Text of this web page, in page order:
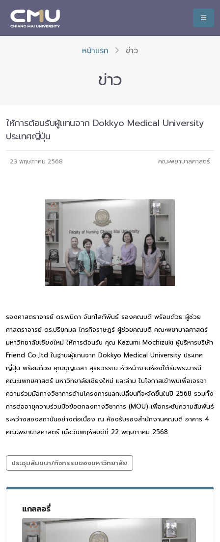
หน้าแรก ข่าว
ข่าว
ให้การต้อนรับผู้แทนจาก Dokkyo Medical University
ประเทศญี่ปุ่น
23 พฤษภาคม 2568 คณะพยาบาลศาสตร์
รองศาสตราจารย์ ดร.พนิดา จันทโสภีพันธ์ รองคณบดี พร้อมด้วย ผู้ช่วย
ศาสตราจารย์ ดร.ปรียกมล ไกรกิจราษฎร์ ผู้ช่วยคณบดี คณะพยาบาลศาสตร์
มหาวิทยาลัยเชียงใหม่ ให้การต้อนรับ คุณ Kazumi Mochizuki ผู้บริหารบริษัท
Friend Co.,ltd ในฐานะผู้แทนจาก Dokkyo Medical University ประเทศ
ญี่ปุ่น พร้อมด้วย คุณบุญเฉลา สุริยวรรณ หัวหน้างานห้องใต้ร่มพระบารมี
คณะแพทยศาสตร์ มหาวิทยาลัยเชียงใหม่ และล่าม ในโอกาสเข้าพบเพื่อเจรจา
ความร่วมมือทางวิชาการด้านโครงการแลกเปลี่ยนที่จะจัดขึ้นในปี 2568 รวมทั้ง
การต่ออายุความร่วมมือข้อตกลงทางวิชาการ (MOU) เพื่อกระชับความสัมพันธ์
ระหว่างสองสถาบันอย่างต่อเนื่อง ณ ห้องรับรองสำนักงานคณบดี อาคาร 4
คณะพยาบาลศาสตร์ เมื่อวันพฤหัสบดีที่ 22 พฤษภาคม 2568
ประชุมสัมมนา/กิจกรรมของมหาวิทยาลัย
แกลลอรี่